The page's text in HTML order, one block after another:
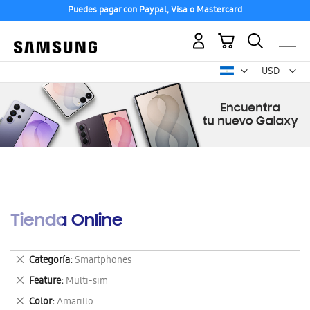
Puedes pagar con Paypal, Visa o Mastercard
USD -
dólar
Mi carrito
Tienda Online
Categoría Smartphones
Eliminar
este
artículo
Feature Multi-sim
Eliminar
este
Color Amarillo
Eliminar